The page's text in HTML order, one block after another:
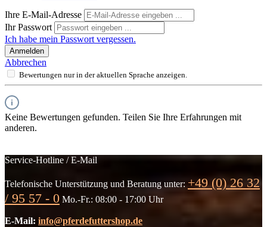
Ihre E-Mail-Adresse
Ihr Passwort
Ich habe mein Passwort vergessen.
Anmelden
Abbrechen
Bewertungen nur in der aktuellen Sprache anzeigen.
Keine Bewertungen gefunden. Teilen Sie Ihre Erfahrungen mit
anderen.
Service-Hotline / E-Mail
Telefonische Unterstützung und Beratung unter: +49 (0) 26 32
/ 95 57 - 0 Mo.-Fr.: 08:00 - 17:00 Uhr
E-Mail: info@pferdefuttershop.de